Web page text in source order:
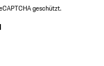
geschützt.